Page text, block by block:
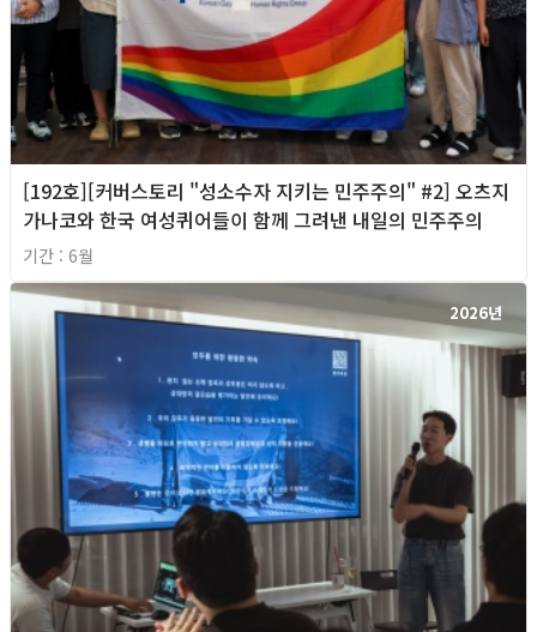
[192호][커버스토리 "성소수자 지키는 민주주의" #2] 오츠지
가나코와 한국 여성퀴어들이 함께 그려낸 내일의 민주주의
기간 : 6월
2026년